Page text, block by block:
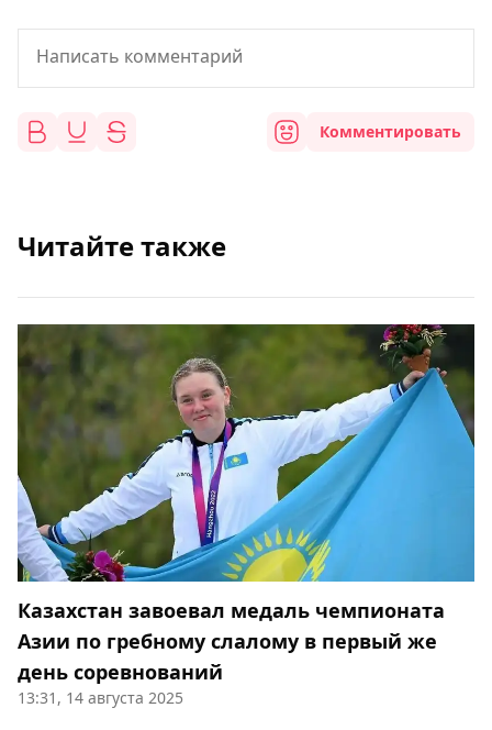
Комментировать
Читайте также
Казахстан завоевал медаль чемпионата
Азии по гребному слалому в первый же
день соревнований
13:31, 14 августа 2025